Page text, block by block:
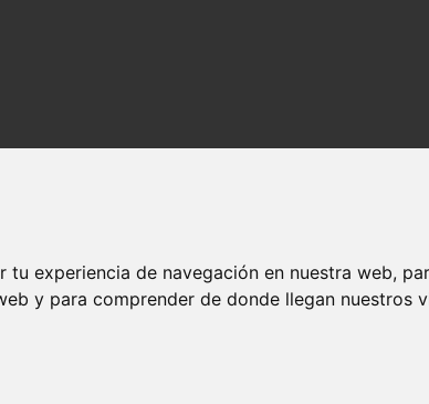
experiencia de navegación en nuestra web,
y para comprender de donde llegan nuestros